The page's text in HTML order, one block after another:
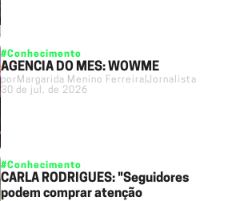
#Conhecimento
AGÊNCIA DO MÊS: WOWME
por Margarida Menino Ferreira Jornalista
30 de jul. de 2026
#Conhecimento
CARLA RODRIGUES: "Seguidores
podem comprar atenção